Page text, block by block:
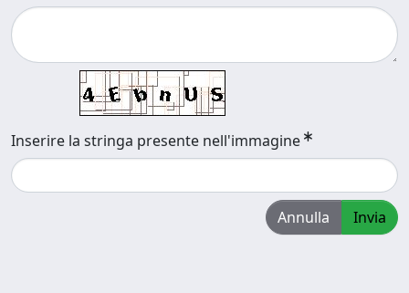
Inserire la stringa presente nell'immagine
Annulla Invia